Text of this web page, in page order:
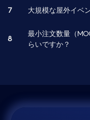
7 大規模な屋外イベ
8
最小注文数量（
らいですか？